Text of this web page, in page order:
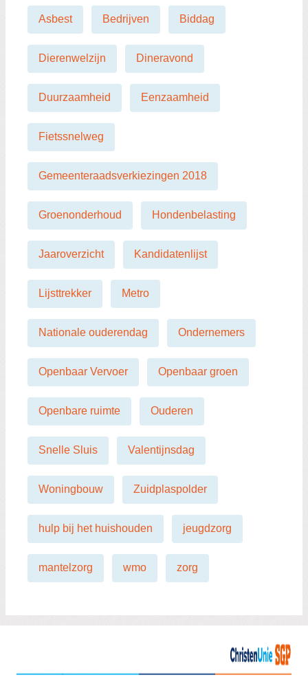
Asbest Bedrijven Biddag
Dierenwelzijn Dineravond
Duurzaamheid Eenzaamheid
Fietssnelweg
Gemeenteraadsverkiezingen 2018
Groenonderhoud Hondenbelasting
Jaaroverzicht Kandidatenlijst
Lijsttrekker Metro
Nationale ouderendag Ondernemers
Openbaar Vervoer Openbaar groen
Openbare ruimte Ouderen
Snelle Sluis Valentijnsdag
Woningbouw Zuidplaspolder
hulp bij het huishouden jeugdzorg
mantelzorg wmo zorg